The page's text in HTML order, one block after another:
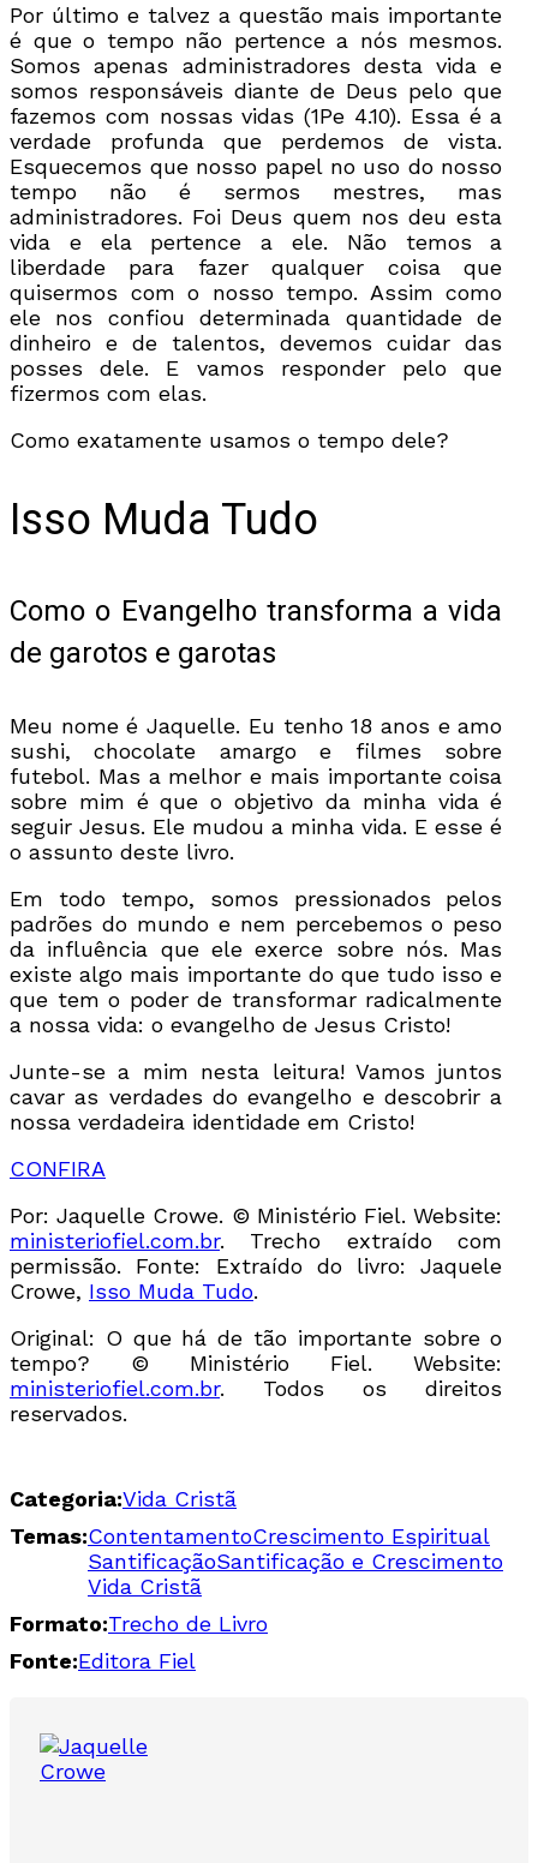
Por último e talvez a questão mais importante
é que o tempo não pertence a nós mesmos.
Somos apenas administradores desta vida e
somos responsáveis diante de Deus pelo que
fazemos com nossas vidas (1Pe 4.10). Essa é a
verdade profunda que perdemos de vista.
Esquecemos que nosso papel no uso do nosso
tempo não é sermos mestres, mas
administradores. Foi Deus quem nos deu esta
vida e ela pertence a ele. Não temos a
liberdade para fazer qualquer coisa que
quisermos com o nosso tempo. Assim como
ele nos confiou determinada quantidade de
dinheiro e de talentos, devemos cuidar das
posses dele. E vamos responder pelo que
fizermos com elas.
Como exatamente usamos o tempo dele?
Isso Muda Tudo
Como o Evangelho transforma a vida
de garotos e garotas
Meu nome é Jaquelle. Eu tenho 18 anos e amo
sushi, chocolate amargo e filmes sobre
futebol. Mas a melhor e mais importante coisa
sobre mim é que o objetivo da minha vida é
seguir Jesus. Ele mudou a minha vida. E esse é
o assunto deste livro.
Em todo tempo, somos pressionados pelos
padrões do mundo e nem percebemos o peso
da influência que ele exerce sobre nós. Mas
existe algo mais importante do que tudo isso e
que tem o poder de transformar radicalmente
a nossa vida: o evangelho de Jesus Cristo!
Junte-se a mim nesta leitura! Vamos juntos
cavar as verdades do evangelho e descobrir a
nossa verdadeira identidade em Cristo!
CONFIRA
Por: Jaquelle Crowe. © Ministério Fiel. Website:
ministeriofiel.com.br. Trecho extraído com
permissão. Fonte: Extraído do livro: Jaquele
Crowe, Isso Muda Tudo.
Original: O que há de tão importante sobre o
tempo? © Ministério Fiel. Website:
ministeriofiel.com.br. Todos os direitos
reservados.
Categoria:Vida Cristã
Temas:ContentamentoCrescimento Espiritual
SantificaçãoSantificação e Crescimento
Vida Cristã
Formato:Trecho de Livro
Fonte:Editora Fiel